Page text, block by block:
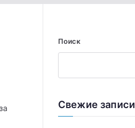
Поиск
Свежие записи